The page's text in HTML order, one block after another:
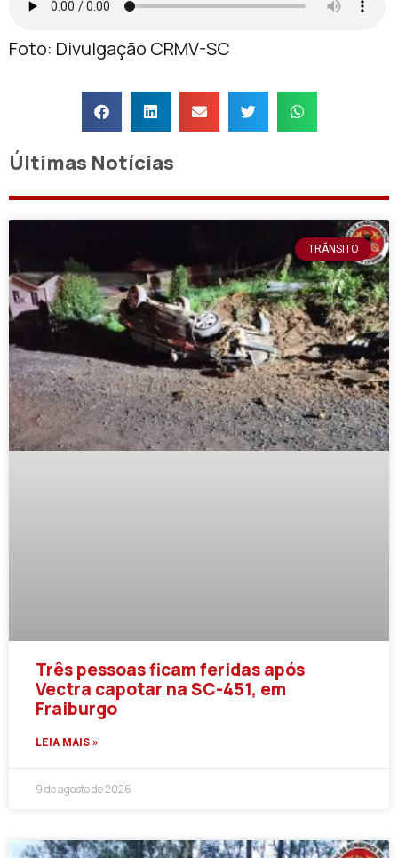
Foto: Divulgação CRMV-SC
Últimas Notícias
TRÂNSITO
Três pessoas ficam feridas após
Vectra capotar na SC-451, em
Fraiburgo
LEIA MAIS »
9 de agosto de 2026